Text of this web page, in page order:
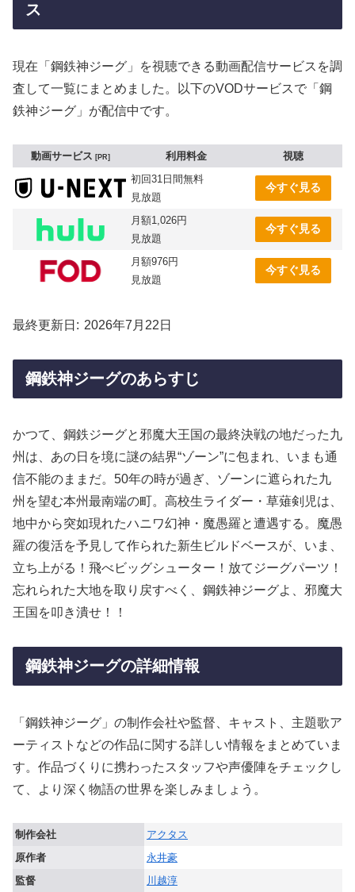
ス
現在「鋼鉄神ジーグ」を視聴できる動画配信サービスを調
査して一覧にまとめました。以下のVODサービスで「鋼
鉄神ジーグ」が配信中です。
動画サービス PR 利用料金
視聴
初回31日間無料
見放題
今すぐ見る
月額1,026円
見放題
今すぐ見る
月額976円
見放題
今すぐ見る
最終更新日 2026年7月22日
鋼鉄神ジーグのあらすじ
かつて、鋼鉄ジーグと邪魔大王国の最終決戦の地だった九
州は、あの日を境に謎の結界“ゾーン”に包まれ、いまも通
信不能のままだ。50年の時が過ぎ、ゾーンに遮られた九
州を望む本州最南端の町。高校生ライダー・草薙剣児は、
地中から突如現れたハニワ幻神・魔愚羅と遭遇する。魔愚
羅の復活を予見して作られた新生ビルドベースが、いま、
立ち上がる！飛べビッグシューター！放てジーグパーツ！
忘れられた大地を取り戻すべく、鋼鉄神ジーグよ、邪魔大
王国を叩き潰せ！！
鋼鉄神ジーグの詳細情報
「鋼鉄神ジーグ」の制作会社や監督、キャスト、主題歌ア
ーティストなどの作品に関する詳しい情報をまとめていま
す。作品づくりに携わったスタッフや声優陣をチェックし
て、より深く物語の世界を楽しみましょう。
制作会社
アクタス
原作者
永井豪
監督
川越淳